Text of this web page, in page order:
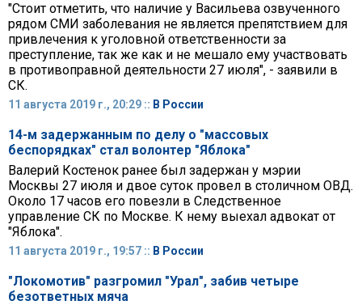
"Стоит отметить, что наличие у Васильева озвученного
рядом СМИ заболевания не является препятствием для
привлечения к уголовной ответственности за
преступление, так же как и не мешало ему участвовать
в противоправной деятельности 27 июля", - заявили в
СК.
11 августа 2019 г., 20:29 :: В России
14-м задержанным по делу о "массовых
беспорядках" стал волонтер "Яблока"
Валерий Костенок ранее был задержан у мэрии
Москвы 27 июля и двое суток провел в столичном ОВД.
Около 17 часов его повезли в Следственное
управление СК по Москве. К нему выехал адвокат от
"Яблока".
11 августа 2019 г., 19:57 :: В России
"Локомотив" разгромил "Урал", забив четыре
безответных мяча